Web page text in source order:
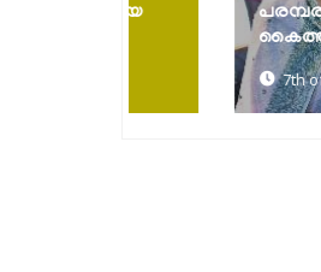
പരമ്പരാഗത
കൈത്തറി...
7th of August